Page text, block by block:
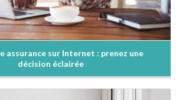
assurance sur Internet : prenez une
décision éclairée
En savoir +